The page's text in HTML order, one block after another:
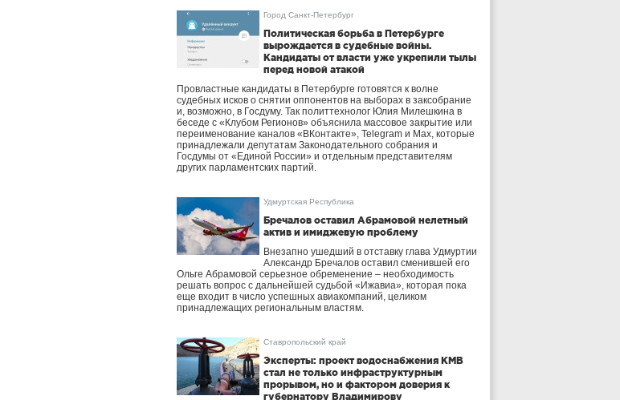
Город Санкт-Петербург
Политическая борьба в Петербурге
вырождается в судебные войны.
Кандидаты от власти уже укрепили тылы
перед новой атакой
Провластные кандидаты в Петербурге готовятся к волне
судебных исков о снятии оппонентов на выборах в заксобрание
и, возможно, в Госдуму. Так политтехнолог Юлия Милешкина в
беседе с «Клубом Регионов» объяснила массовое закрытие или
переименование каналов «ВКонтакте», Telegram и Max, которые
принадлежали депутатам Законодательного собрания и
Госдумы от «Единой России» и отдельным представителям
других парламентских партий.
Удмуртская Республика
Бречалов оставил Абрамовой нелетный
актив и имиджевую проблему
Внезапно ушедший в отставку глава Удмуртии
Александр Бречалов оставил сменившей его
Ольге Абрамовой серьезное обременение – необходимость
решать вопрос с дальнейшей судьбой «Ижавиа», которая пока
еще входит в число успешных авиакомпаний, целиком
принадлежащих региональным властям.
Ставропольский край
Эксперты: проект водоснабжения КМВ
стал не только инфраструктурным
прорывом, но и фактором доверия к
губернатору Владимирову